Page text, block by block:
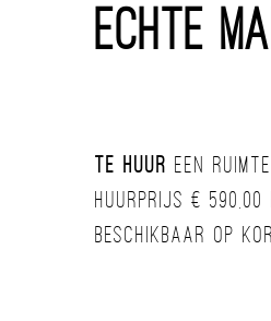
Echte
Te huur een
Huurprijs €
Beschikbaar op